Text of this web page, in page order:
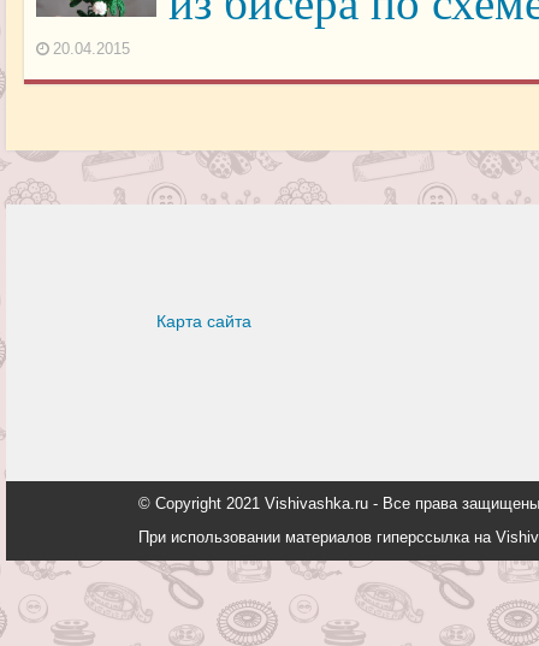
20.04.2015
Карта сайта
© Copyright 2021 Vishivashka.ru - Все права
При использовании материалов гиперссылка на